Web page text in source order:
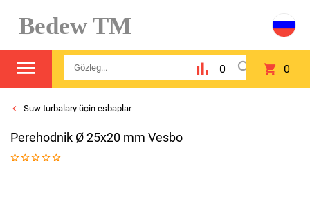
Bedew TM
0 0
Suw turbalary üçin esbaplar
Perehodnik Ø 25x20 mm Vesbo